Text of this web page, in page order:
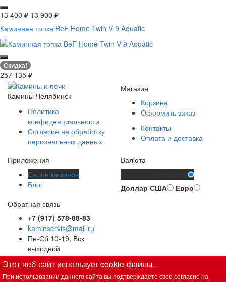
13 400 ₽ 13 900 ₽
Каминная топка BeF Home Twin V 9 Aquatic
Скидка!
257 135 ₽
Камины Челябинск
Политика
конфиденциальности
Согласие на обработку
персональных данных
Магазин
Корзина
Оформить заказ
Контакты
Оплата и доставка
Приложения
Салон каминов
Блог
Валюта
Доллар США
Евро
Обратная связь
+7 (917) 578-88-83
kaminservis@mail.ru
Пн-Сб 10-19, Вск
выходной
Вся представленная на сайте информация, касающаяся
технических характеристик, наличия на складе, стоимости
Этот веб-сайт использует cookie-файлы.
При использовании данного сайта вы подтверждаете свое согласие на